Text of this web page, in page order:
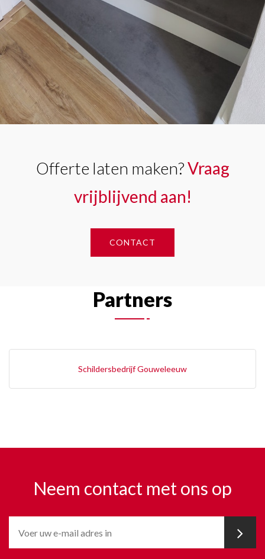
Offerte laten maken?Vraag
vrijblijvend aan!
CONTACT
Partners
Schildersbedrijf Gouweleeuw
Neem contact met ons op